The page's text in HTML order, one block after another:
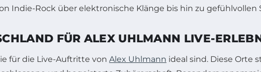
Indie-Rock über elektronische Klänge bis hin zu gefühlvollen
FÜR ALEX UHLMANN LIVE-
für die Live-Auftritte von Alex Uhlmann ideal sind. Diese Orte